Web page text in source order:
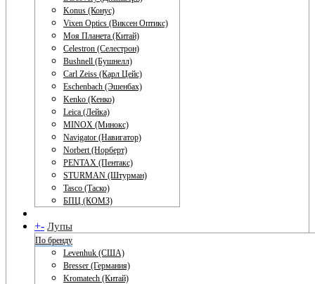
Konus (Конус)
Vixen Optics (Виксен Оптикс)
Моя Планета (Китай)
Celestron (Селестрон)
Bushnell (Бушнелл)
Carl Zeiss (Карл Цейс)
Eschenbach (Эшенбах)
Kenko (Кенко)
Leica (Лейка)
MINOX (Минокс)
Navigator (Навигатор)
Norbert (Норберт)
PENTAX (Пентакс)
STURMAN (Штурман)
Tasco (Таско)
БПЦ (КОМЗ)
+- Лупы
По бренду
Levenhuk (США)
Bresser (Германия)
Kromatech (Китай)